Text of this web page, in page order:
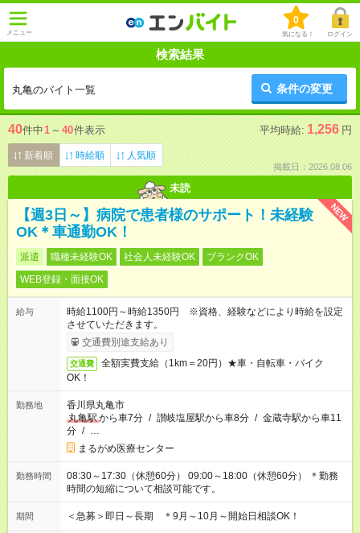
メニュー
0
気になる！ ログイン
検索結果
丸亀のバイト一覧 条件の変更
40件中1 ～ 40件表示 平均時給: 1,256 円
新着順 時給順 人気順
掲載日：2026.08.06
未読
NEW
【週3日～】病院で患者様のサポート！未経験
OK＊車通勤OK！
派遣 職種未経験OK 社会人未経験OK
ブランクOK
WEB登録・面接OK
給与
時給1100円～時給1350円 ※資格、経験などにより時給を設定
させていただきます。
交通費別途支給あり
交通費
全額実費支給（1km＝20円）★車・自転車・バイク
OK！
勤務地
香川県丸亀市
丸亀駅から車7分 / 讃岐塩屋駅から車8分 / 金蔵寺駅から車11
分 / …
まるがめ医療センター
勤務時間
08:30～17:30（休憩60分） 09:00～18:00（休憩60分） ＊勤務
時間の短縮について相談可能です。
期間 ＜急募＞即日～長期 ＊9月～10月～開始日相談OK！